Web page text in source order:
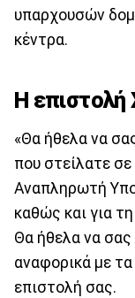
υπαρχουσών
κέντρα.
Η επιστολή
«Θα ήθελα να
που στείλατε
Αναπληρωτή
καθώς και για τη
Θα ήθελα να σας
αναφορικά με
επιστολή σας.